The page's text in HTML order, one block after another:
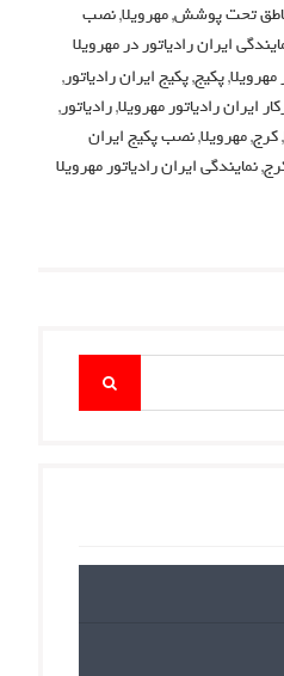
تحت پوشش,مهرویلا,نصب
ایران رادیاتور در مهرویلا
مهرویلا,پکیج,پکیج ایران رادیاتور,
ایران رادیاتور مهرویلا,رادیاتور,
,کرج,مهرویلا,نصب پکیج ایران
,نمایندگی ایران رادیاتور مهرویلا